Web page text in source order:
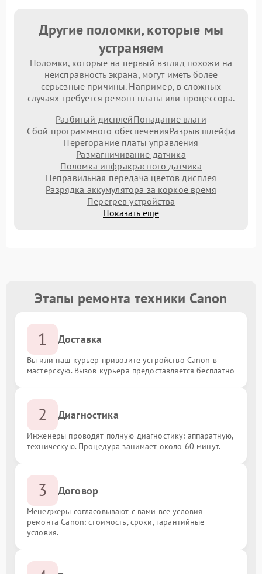
Другие поломки, которые мы
устраняем
Поломки, которые на первый взгляд похожи на
неисправность экрана, могут иметь более
серьезные причины. Например, в сложных
случаях требуется ремонт платы или процессора.
Разбитый дисплейПопадание влаги
Сбой программного обеспеченияРазрыв шлейфа
Перегорание платы управления
Размагничивание датчика
Поломка инфракрасного датчика
Неправильная передача цветов дисплея
Разрядка аккумулятора за коркое время
Перегрев устройства
Показать еще
Этапы ремонта техники Canon
1 Доставка
Вы или наш курьер привозите устройство Canon в
мастерскую. Вызов курьера предоставляется бесплатно
2 Диагностика
Инженеры проводят полную диагностику: аппаратную,
техническую. Процедура занимает около 60 минут.
3 Договор
Менеджеры согласовывают с вами все условия
ремонта Canon: стоимость, сроки, гарантийные
условия.